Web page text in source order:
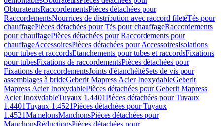
ObturateursRaccordementsPièces détachées pour
RaccordementsNourrices de distribution avec raccord filetéTés pour
chauffagePièces détachées pour Tés pour chauffageRaccordements
pour chauffagePièces détachées pour Raccordements pour
chauffageAccessoiresPièces détachées pour AccessoiresIsolations
pour tubes et raccordsEtanchements pour tubes et raccordsFixations
pour tubesFixations de raccordementsPièces détachées pour
Fixations de raccordementsJoints d'étanchéitéSets de vis pour
assemblages à brideGeberit Mapress Acier InoxydableGeberit
Mapress Acier InoxydablePièces détachées pour Geberit Mapress
Acier InoxydableTuyaux 1.4401Pièces détachées pour Tuyaux
1.4401Tuyaux 1.4521Pièces détachées pour Tuyaux
1.4521MamelonsManchonsPièces détachées pour
ManchonsRéductionsPièces détachées pour